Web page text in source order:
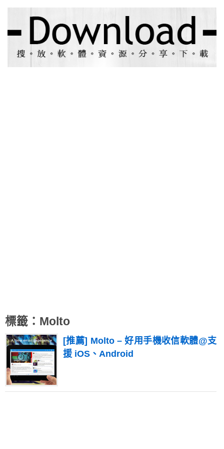
標籤：Molto
[推薦] Molto – 好用手機收信軟體@支
援 iOS、Android